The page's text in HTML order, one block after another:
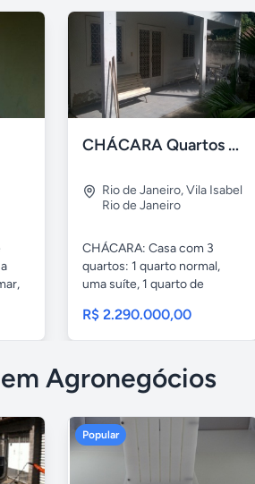
CHÁCARA Quartos Suíte Árvores Frutíferas, "É Ver e Comprar".
Rio de Janeiro,Vila Isabel
Rio de Janeiro
CHÁCARA: Casa com 3
quartos: 1 quarto normal,
uma suíte, 1 quarto de
R$ 2.290.000,00
Agronegócios
Popular